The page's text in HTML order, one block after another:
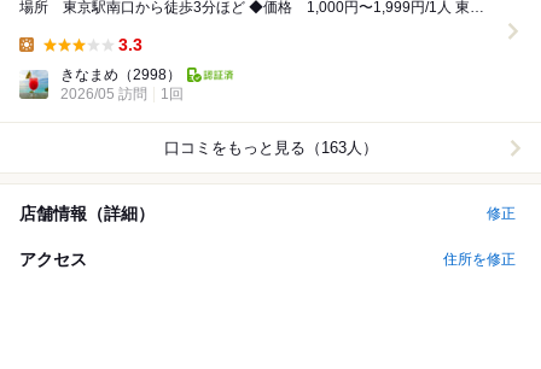
場所 東京駅南口から徒歩3分ほど ◆価格 1,000円〜1,999円/1人 東京
3.3
きなまめ （2998）
2026/05 訪問
1回
口コミをもっと見る（163人）
店舗情報（詳細） 修正
アクセス 住所を修正